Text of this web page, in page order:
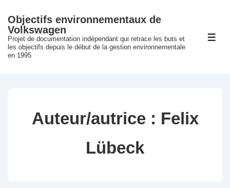
passer
au
contenu
Objectifs environnementaux de
Volkswagen
Projet de documentation indépendant qui retrace les buts et
les objectifs depuis le début de la gestion environnementale
en 1995
Auteur/autrice : Felix
Lübeck